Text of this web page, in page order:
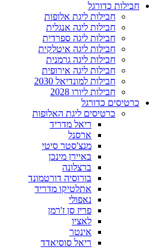
חבילות כדורגל
חבילות ליגת אלופות
חבילות ליגה אנגלית
חבילות ליגה ספרדית
חבילות ליגה איטלקית
חבילות ליגה גרמנית
חבילות ליגה אירופית
חבילות למונדיאל 2030
חבילות ליורו 2028
כרטיסים כדורגל
כרטיסים ליגת האלופות
ריאל מדריד
ארסנל
מנצ'סטר סיטי
באיירן מינכן
ברצלונה
בורוסיה דורטמונד
אתלטיקו מדריד
נאפולי
פריז סן ז'רמן
לאציו
אינטר
ריאל סוסיאדד